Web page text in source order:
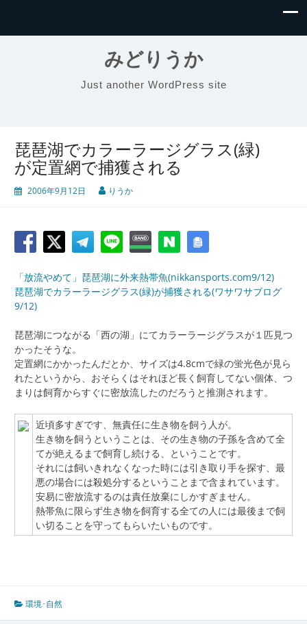
みどりうか
Just another WordPress site
琵琶湖でカラーラージグラス(緑)
が定置網で捕獲される
2006年9月12日 りうか
「放流やめて」琵琶湖に外来熱帯魚(nikkansports.com9/12)
琵琶湖でカラーラージグラス(緑)が捕獲される(ワサワサブログ
9/12)
琵琶湖につながる「西の湖」にてカラーラージグラスが１匹見つ
かったそうな。
定置網にかかったんだとか、サイズは4.8cmで緑の蛍光色が見ら
れたというから、おそらくはそれほど長く飼育してない個体、つ
まりは飼育からすぐに密放流したのだろうと推測されます。
近頃多すぎです、無責任に生き物を飼う人が。
生き物を飼うということは、その生き物の子孫を含めて全
てが絶えるまで飼育し続ける、ということです。
それには飼いきれなくなった時には引き取り手を探す、最
悪の場合には殺処分するということまで含まれています。
安易に密放流するのは責任放棄にしかすぎません。
熱帯魚に限らず生き物を飼育する全ての人には最後まで飼
い切ることを守ってもらいたいものです。
環境･自然